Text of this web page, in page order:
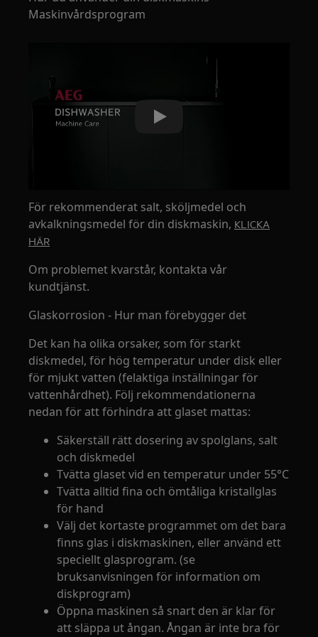
Maskinvårdsprogram
Play
För rekommenderat salt, sköljmedel och
avkalkningsmedel för din diskmaskin, KLICKA
HÄR
Om problemet kvarstår, kontakta vår
kundtjänst.
Glaskorrosion - Hur man förebygger det
Det kan ha olika orsaker, som för starkt
diskmedel, för hög temperatur under disk eller
för mjukt vatten (felaktiga inställningar för
vattenhårdhet). Följ rekommendationerna
nedan för att förhindra att glaset mattas:
Säkerställ rätt dosering av spolglans, salt
och diskmedel
Tvätta glaset vid en temperatur under 55°C
Tvätta alltid fina och ömtåliga kristallglas
för hand
Välj det kortaste programmet om det bara
finns glas i diskmaskinen, eller använd ett
speciellt glasprogram. (se
bruksanvisningen för information om
diskprogram)
Öppna maskinen så snart den är klar för
att släppa ut ångan. Ångan är inte bra för